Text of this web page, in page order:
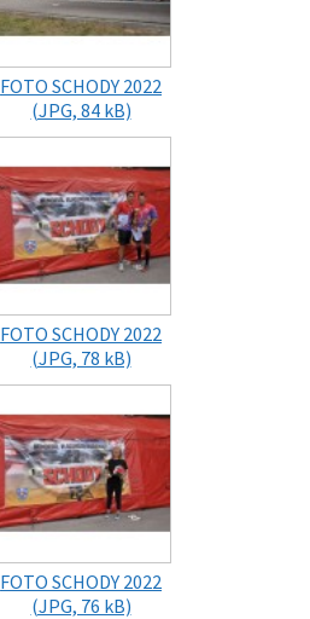
FOTO SCHODY 2022
(JPG, 84 kB)
FOTO SCHODY 2022
(JPG, 78 kB)
FOTO SCHODY 2022
(JPG, 76 kB)